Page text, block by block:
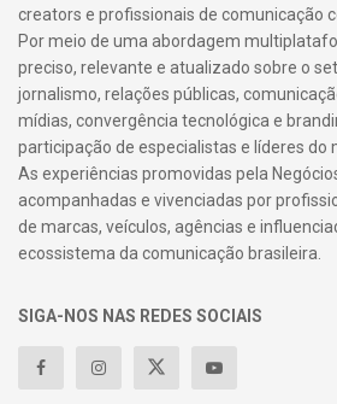
creators e profissionais de comunicação
Por meio de uma abordagem
preciso, relevante e atualizado sobre o
jornalismo, relações públicas,
mídias, convergência tecnológica e
participação de especialistas e líderes do
As experiências promovidas pela
acompanhadas e vivenciadas por
de marcas, veículos, agências e
ecossistema da comunicação brasileira.
SIGA-NOS NAS REDES SOCIAIS